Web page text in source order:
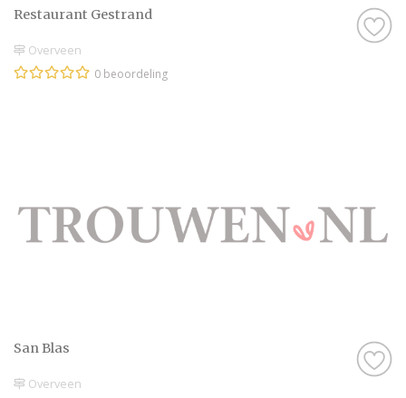
Restaurant Gestrand
Overveen
0 beoordeling
San Blas
Overveen